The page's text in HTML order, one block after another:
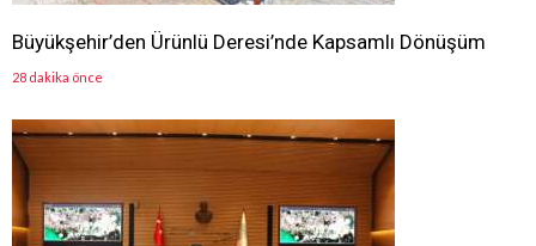
Büyükşehir’den Ürünlü Deresi’nde Kapsamlı Dönüşüm
28 dakika önce